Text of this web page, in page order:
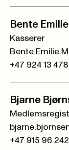
Bente
Kasserer
+47 924 13 478
Bjarne
+47 915 96 242